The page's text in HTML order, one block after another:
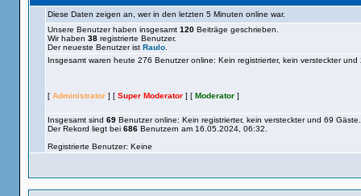
Diese Daten zeigen an, wer in den letzten 5 Minuten online war.
Unsere Benutzer haben insgesamt120Beiträge geschrieben.
Wir haben38registrierte Benutzer.
Der neueste Benutzer istRaulo
Insgesamt waren heute 276 Benutzer online: Kein registrierter, kein
[Administrator] [Super Moderator] [Moderator
Insgesamt sind69Benutzer online: Kein registrierter, kein versteckter und 69
Der Rekord liegt bei686Benutzern am 16.05.2024, 06:32.
Registrierte Benutzer: Keine